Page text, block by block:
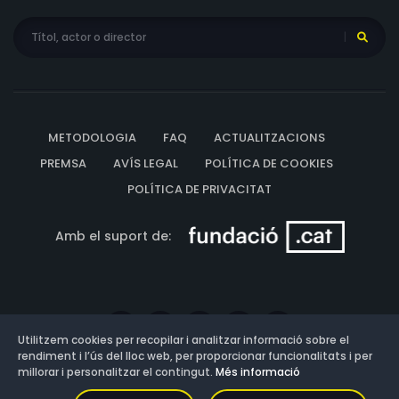
METODOLOGIA FAQ
ACTUALITZACIONS
PREMSA
AVÍS LEGAL
POLÍTICA DE COOKIES
POLÍTICA DE PRIVACITAT
Amb el suport de:
Utilitzem cookies per recopilar i analitzar informació sobre el
rendiment i l’ús del lloc web, per proporcionar funcionalitats i per
millorar i personalitzar el contingut. Més informació